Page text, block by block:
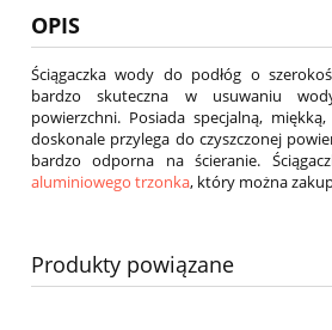
OPIS
Ściągaczka wody do podłóg o
bardzo skuteczna w usuwaniu
powierzchni. Posiada specjalną,
doskonale przylega do czyszczonej
bardzo odporna na ścieranie.
aluminiowego trzonka, który można
Produkty powiązane